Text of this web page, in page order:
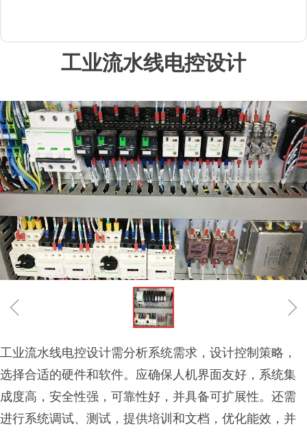
ꁆ ꁇ
工业流水线电控设计
工业流水线电控设计需分析系统需求，设计控制策略，
选择合适的硬件和软件。应确保人机界面友好，系统集
成度高，安全性强，可靠性好，并具备可扩展性。还需
进行系统调试、测试，提供培训和文档，优化能效，并